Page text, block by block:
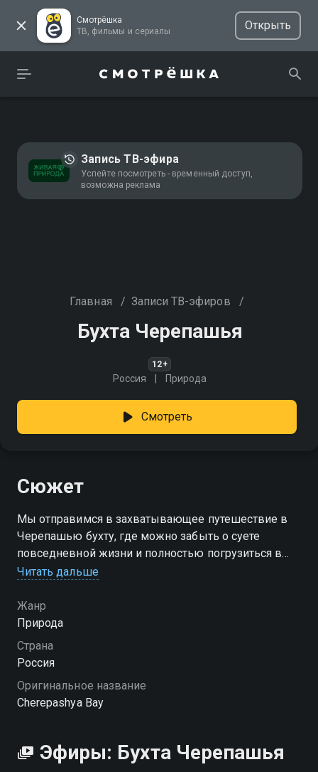
Смотрёшка
ТВ, фильмы и сериалы
Открыть
Запись ТВ-эфира
Успейте посмотреть - временный доступ,
возможна реклама
Главная / Записи ТВ-эфиров /
Бухта Черепашья
12+
Россия Природа
Смотреть
Сюжет
Мы отправимся в захватывающее путешествие в
Черепашью бухту, где можно забыть о суете
повседневной жизни и полностью погрузиться в
мир спокойствия и гармонии
Читать дальше
Жанр
Природа
Страна
Россия
Оригинальное название
Cherepashya Bay
Эфиры: Бухта Черепашья